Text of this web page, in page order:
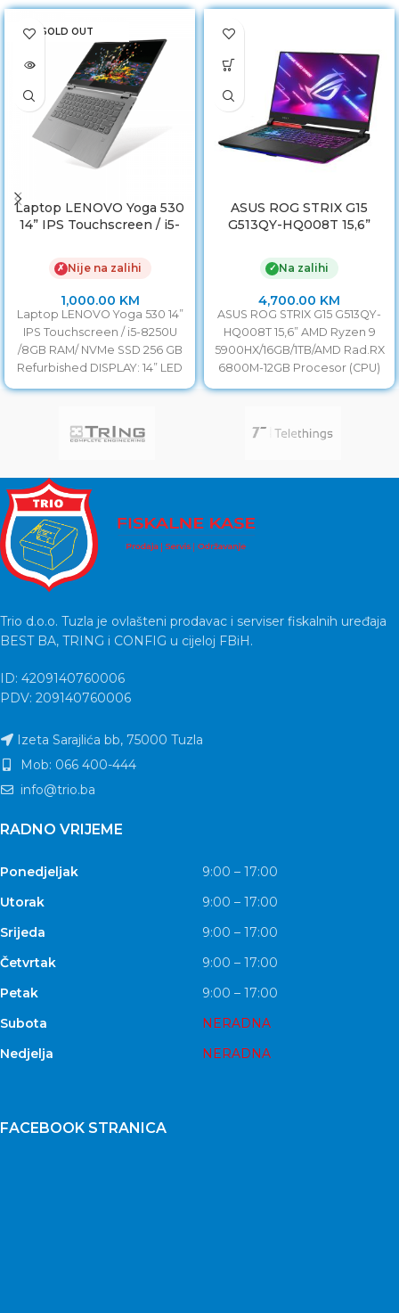
SOLD OUT
Laptop LENOVO Yoga 530
14” IPS Touchscreen / i5-
SSD 256 GB
✗ Nije na zalihi
1,000.00 KM
Laptop LENOVO Yoga 530 14”
IPS Touchscreen / i5-8250U
/8GB RAM/ NVMe SSD 256 GB
Refurbished DISPLAY: 14” LED
Full
ASUS ROG STRIX G15
G513QY-HQ008T 15,6”
5900HX/16GB/1TB/AMD
Rad.RX 6800M-12GB
✓ Na zalihi
4,700.00 KM
ASUS ROG STRIX G15 G513QY-
HQ008T 15,6” AMD Ryzen 9
5900HX/16GB/1TB/AMD Rad.RX
6800M-12GB Procesor (CPU)
AMD Ryzen 5000 / Octa-Core
Trio d.o.o. Tuzla je ovlašteni prodavac i serviser fiskalnih uređaja
BEST BA, TRING i CONFIG u cijeloj FBiH.
ID: 4209140760006
PDV: 209140760006
Izeta Sarajlića bb, 75000 Tuzla
Mob: 066 400-444
info@trio.ba
RADNO VRIJEME
Ponedjeljak
9:00 – 17:00
Utorak
9:00 – 17:00
Srijeda
9:00 – 17:00
Četvrtak
9:00 – 17:00
Petak
9:00 – 17:00
Subota
NERADNA
Nedjelja
NERADNA
FACEBOOK STRANICA